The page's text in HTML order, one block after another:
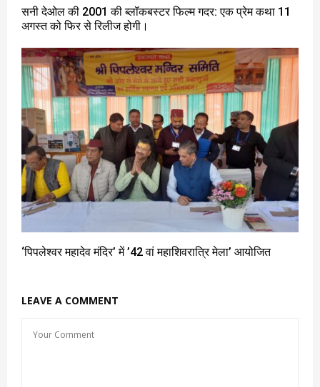
सनी देओल की 2001 की ब्लॉकबस्टर फिल्म गदर: एक प्रेम कथा 11
अगस्त को फिर से रिलीज होगी।
‘पिपलेश्वर महादेव मंदिर’ में ’42 वां महाशिवरात्रि मेला’ आयोजित
LEAVE A COMMENT